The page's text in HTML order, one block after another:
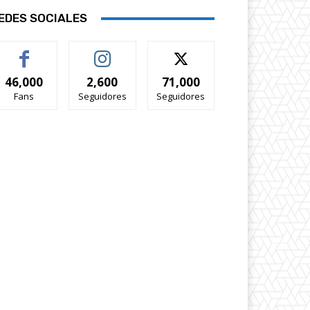
SOCIALES
46,000
Fans
2,600
Seguidores
71,000
Seguidores